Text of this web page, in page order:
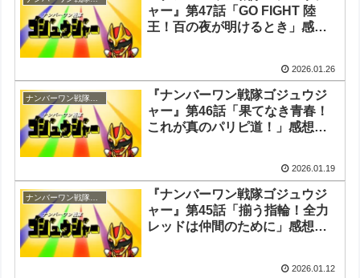
ャー』第47話「GO FIGHT 陸
王！百の夜が明けるとき」感
2026.01.26
『ナンバーワン戦隊ゴジュウジ
ャー』第46話「果てなき青春！
これが真のパリピ道！」感想・
2026.01.19
『ナンバーワン戦隊ゴジュウジ
ャー』第45話「揃う指輪！全力
レッドは仲間のために」感想・
2026.01.12